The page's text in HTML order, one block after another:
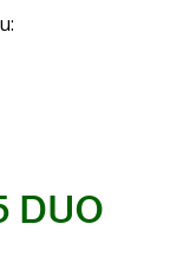
DUO